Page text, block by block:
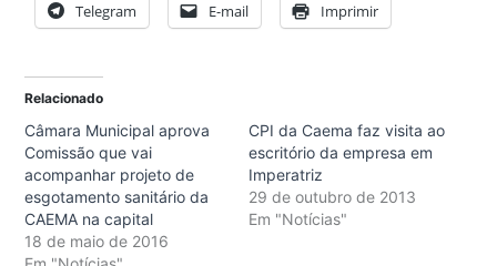
Telegram E-mail Imprimir
Relacionado
Câmara Municipal aprova
Comissão que vai
acompanhar projeto de
esgotamento sanitário da
CAEMA na capital
18 de maio de 2016
CPI da Caema faz visita ao
escritório da empresa em
Imperatriz
29 de outubro de 2013
Em "Notícias"